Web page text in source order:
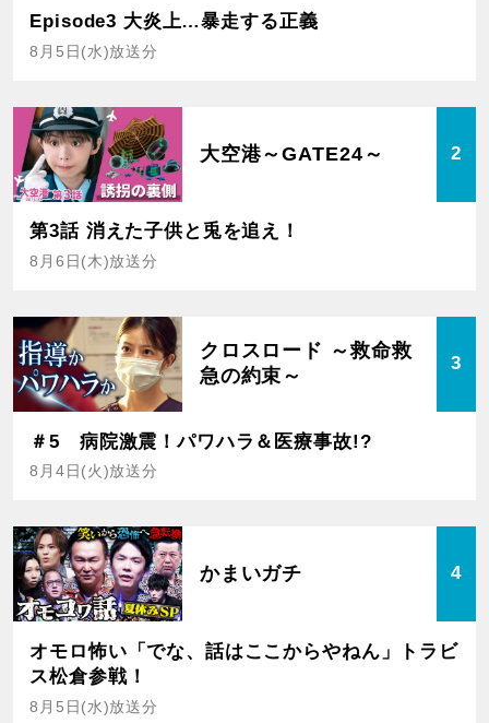
Episode3 大炎上…暴走する正義
8月5日(水)放送分
大空港～GATE24～ 2
第3話 消えた子供と兎を追え！
8月6日(木)放送分
クロスロード ～救命救
急の約束～
3
＃5 病院激震！パワハラ＆医療事故!?
8月4日(火)放送分
かまいガチ 4
オモロ怖い「でな、話はここからやねん」トラビ
ス松倉参戦！
8月5日(水)放送分